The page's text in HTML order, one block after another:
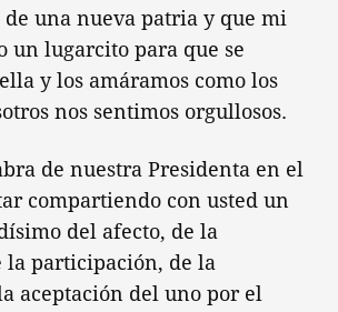
una nueva patria y que mi
un lugarcito para que se
y los amáramos como los
nos sentimos orgullosos.
de nuestra Presidenta en el
compartiendo con usted un
del afecto, de la
la participación, de la
aceptación del uno por el